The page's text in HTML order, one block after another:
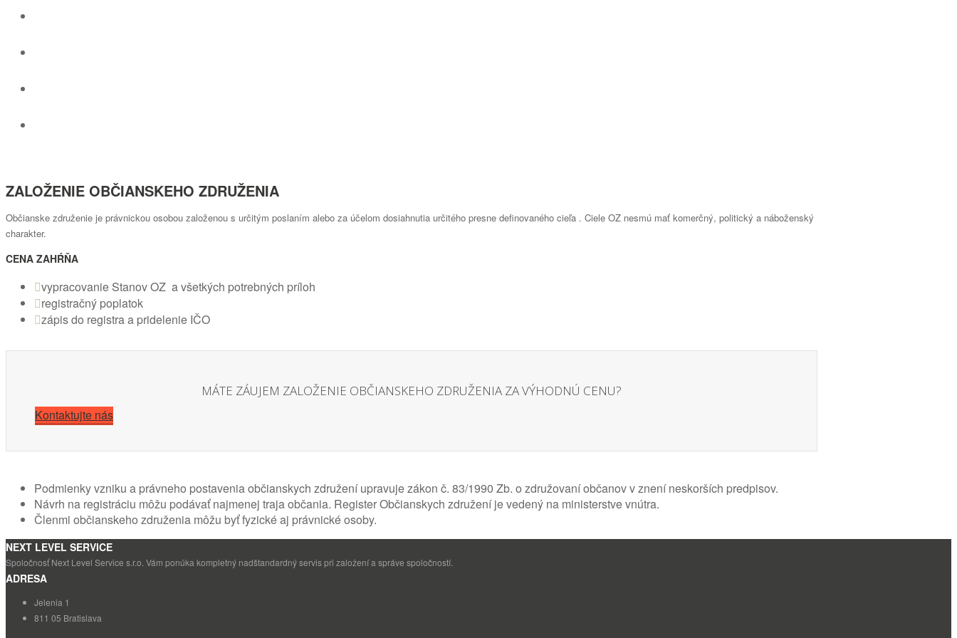
ZALOŽENIE OBČIANSKEHO ZDRUŽENIA
Občianske združenie je právnickou osobou založenou s určitým poslaním alebo za účelom dosiahnutia určitého presne definovaného cieľa . Ciele OZ nesmú mať komerčný, politický a náboženský
charakter.
CENA ZAHŔŇA
vypracovanie Stanov OZ a všetkých potrebných príloh
registračný poplatok
zápis do registra a pridelenie IČO
MÁTE ZÁUJEM ZALOŽENIE OBČIANSKEHO ZDRUŽENIA ZA VÝHODNÚ CENU?
Kontaktujte nás
Podmienky vzniku a právneho postavenia občianskych združení upravuje zákon č. 83/1990 Zb. o združovaní občanov v znení neskorších predpisov.
Návrh na registráciu môžu podávať najmenej traja občania. Register Občianskych združení je vedený na ministerstve vnútra.
Členmi občianskeho združenia môžu byť fyzické aj právnické osoby.
NEXT LEVEL SERVICE
Spoločnosť Next Level Service s.r.o. Vám ponúka kompletný nadštandardný servis pri založení a správe spoločností.
ADRESA
Jelenia 1
811 05 Bratislava